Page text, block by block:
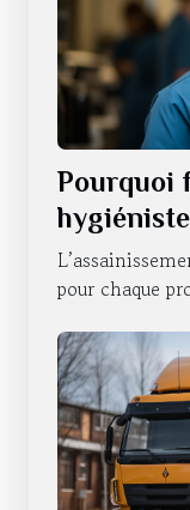
Pourquoi
pour chaque